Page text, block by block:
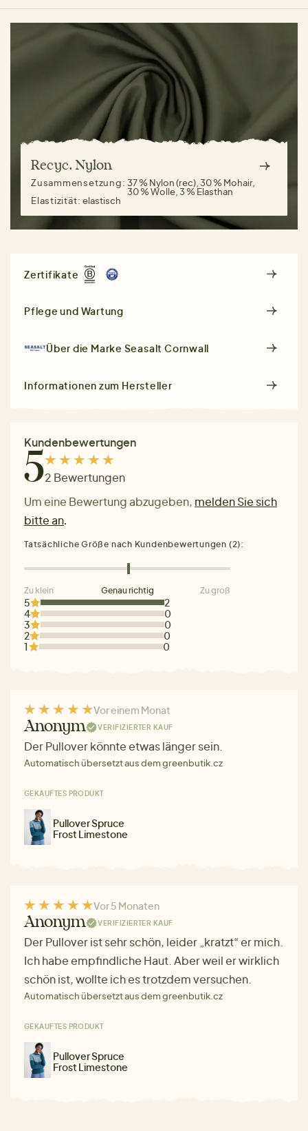
Recyc. Nylon
Zusammensetzung: 37 % Nylon (rec), 30 % Mohair,
30 % Wolle, 3 % Elasthan
Elastizität:elastisch
Zertifikate
Pflege und Wartung
Über die Marke Seasalt Cornwall
Informationen zum Hersteller
Kundenbewertungen
52 Bewertungen
Um eine Bewertung abzugeben, melden Sie sich
bitte an.
5
2
4
0
3
0
2
0
1
0
Tatsächliche Größe nach Kundenbewertungen (2):
Zu klein Genau richtig Zu groß
Vor einem Monat
Anonym VERIFIZIERTER KAUF
Der Pullover könnte etwas länger sein.
Automatisch übersetzt aus dem greenbutik.cz
GEKAUFTES PRODUKT
Pullover Spruce
Frost Limestone
Vor 5 Monaten
Anonym VERIFIZIERTER KAUF
Der Pullover ist sehr schön, leider „kratzt“ er mich.
Ich habe empfindliche Haut. Aber weil er wirklich
schön ist, wollte ich es trotzdem versuchen.
Automatisch übersetzt aus dem greenbutik.cz
GEKAUFTES PRODUKT
Pullover Spruce
Frost Limestone